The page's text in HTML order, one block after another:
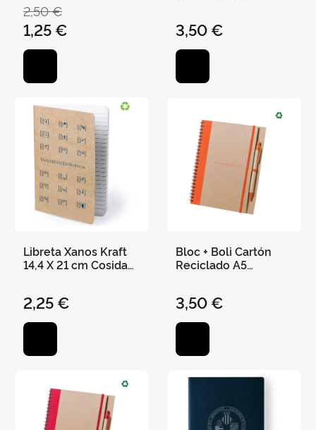
2,50 €
1,25 €
cm - Negro
3,50 €
Libreta Xanos Kraft
14,4 X 21 cm Cosida
2,25 €
Bloc + Boli Cartón
Reciclado A5
cm - Naranja
3,50 €